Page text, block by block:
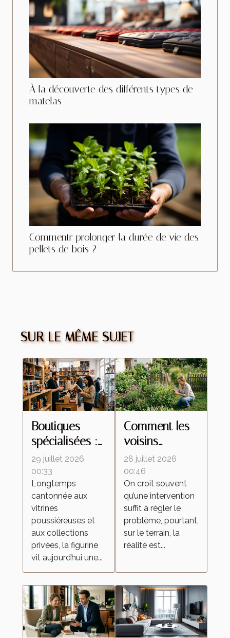
À la découverte des différents types de
matelas
Commentr prolonger la durée de vie des
pellets de bois ?
SUR LE MÊME SUJET
Boutiques
spécialisées :
ces lieux
d’échanges
qui
transforment la
culture de la
figurine
29 juillet 2026
00:33
Longtemps
cantonnée aux
vitrines
poussiéreuses et
aux collections
privées, la figurine
vit aujourd’hui une...
Comment les
voisins
influencent le
retour des
insectes
malgré une
intervention
locale
28 juillet 2026
00:46
On croit souvent
qu’une intervention
suffit à régler le
problème, pourtant,
sur le terrain, la
réalité est...